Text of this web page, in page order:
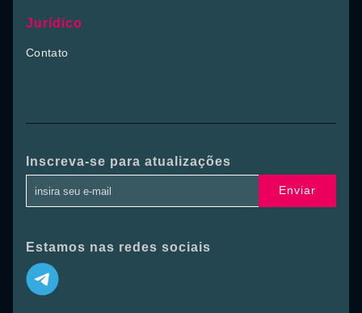
Jurídico
Contato
Inscreva-se para atualizações
Enviar
Estamos nas redes sociais